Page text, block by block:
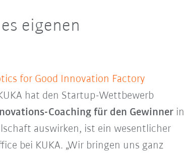
eigenen
for Good Innovation Factory
hat den Startup-Wettbewerb
Coaching für den Gewinnerin
auswirken, ist ein wesentlicher
bei KUKA. „Wir bringen uns ganz